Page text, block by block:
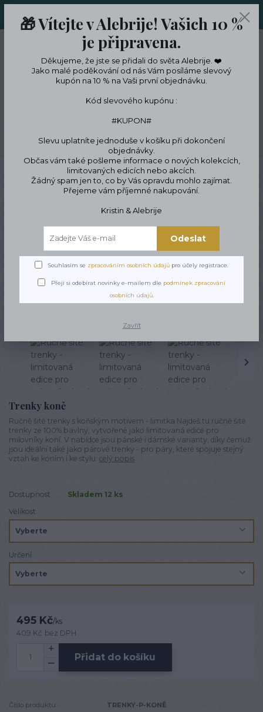
LIMITKÁCH
CZK
Hledat
Pánské trenky
Ručně šité trenky - limitovaná edice pro
milovníky koní 🐎
Ručně šité trenky -
limitovaná edice pro
milovníky koní 🐎
Trenky koně
Ručně šité trenky s koňským motivem - limitka Najdeš tu ručně šité
trenky ze 100% bavlny, vytvořené jako limitovaná edice pro
milovníky koní. V nabídce jsou pánské i dámské varianty, díky čemuž
jsou ideální také jako párové trenky - pro páry, které spojuje stejný
vztah ke koním i ke stylu. celý popis
Dostupnost
Skladem 12 ks
Velikost
Určení
495 Kč/ks
409 Kč bez DPH
Přidat do košíku
Číslo produktu:
TRENKY-P-KONĚ
🎁 Vítejte v Alebrije! Vašich 10 %
je připravena.
Děkujeme, že jste se přidali do světa Alebrije. ❤️
Jako malé poděkování od nás Vám posíláme slevový
kupón na 10 % na Vaši první objednávku.
Kód slevového kupónu :
#KUPON#
Slevu uplatníte jednoduše v košíku při dokončení
objednávky.
Občas vám také pošleme informace o nových kolekcích,
limitovaných edicích nebo akcích.
Žádný spam jen to, co by Vás opravdu mohlo zajímat.
Přejeme vám příjemné nakupování.
Kristin & Alebrije
Odeslat
Souhlasím se zpracováním osobních údajů pro účely registrace.
Přeji si odebírat novinky e-mailem dle podmínek zpracování
osobních údajů.
Zavřít